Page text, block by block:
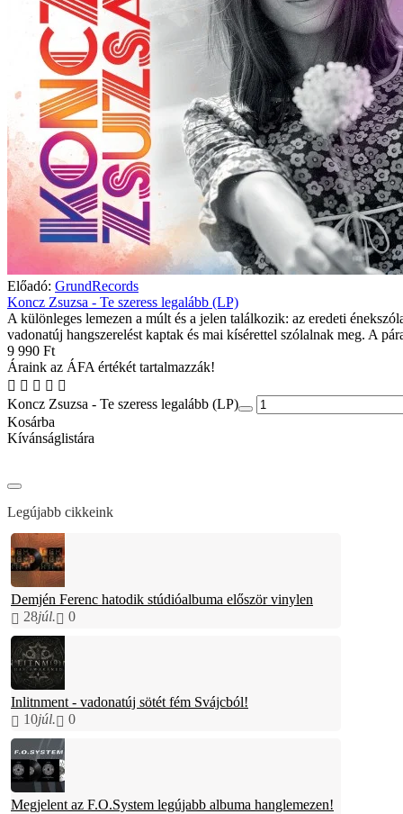
Előadó: GrundRecords
Koncz Zsuzsa - Te szeress legalább (LP)
A különleges lemezen a múlt és a jelen találkozik: az eredeti
vadonatúj hangszerelést kaptak és mai kísérettel szólalnak meg. A
9 990 Ft
Áraink az ÁFA értékét tartalmazzák!
Koncz Zsuzsa - Te szeress legalább (LP)
Kosárba
Kívánságlistára
Legújabb cikkeink
Demjén Ferenc hatodik stúdióalbuma először vinylen
28júl. 0
Inlitnment - vadonatúj sötét fém Svájcból!
10júl. 0
Megjelent az F.O.System legújabb albuma hanglemezen!